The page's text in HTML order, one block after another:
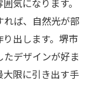
気になります。
れば、自然光が部
出します。堺市
デザインが好ま
限に引き出す手